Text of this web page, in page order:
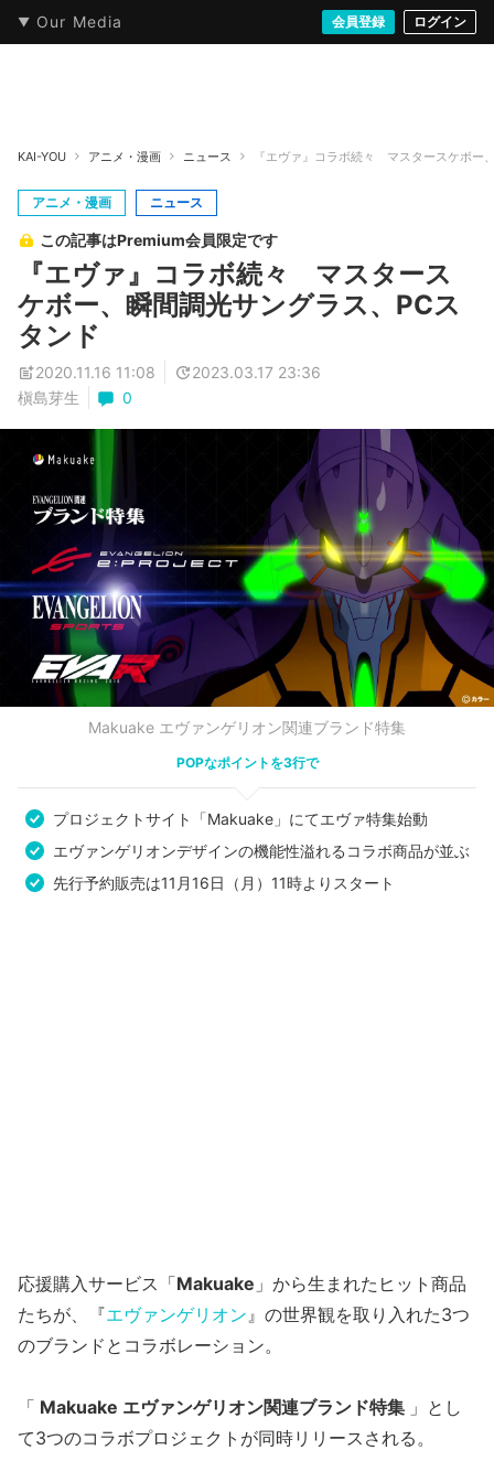
Our Media 会員登録 ログイン
本・文芸 情報化社会 音楽・映像 ゲームストリート
KAI-YOU アニメ・漫画 ニュース 『エヴァ』コラボ続々 マスタースケボー
アニメ・漫画 ニュース
この記事はPremium会員限定です
『エヴァ』コラボ続々 マスタース
ケボー、瞬間調光サングラス、PCス
タンド
2020.11.16 11:08
2023.03.17 23:36
槇島芽生
0
Makuake エヴァンゲリオン関連ブランド特集
POPなポイントを3行で
プロジェクトサイト「Makuake」にてエヴァ特集始動
エヴァンゲリオンデザインの機能性溢れるコラボ商品が並ぶ
先行予約販売は11月16日（月）11時よりスタート
応援購入サービス「Makuake 」から生まれたヒット商品
たちが、『エヴァンゲリオン 』の世界観を取り入れた3つ
のブランドとコラボレーション。
「 Makuake エヴァンゲリオン関連ブランド特集 」とし
て3つのコラボプロジェクトが同時リリースされる。